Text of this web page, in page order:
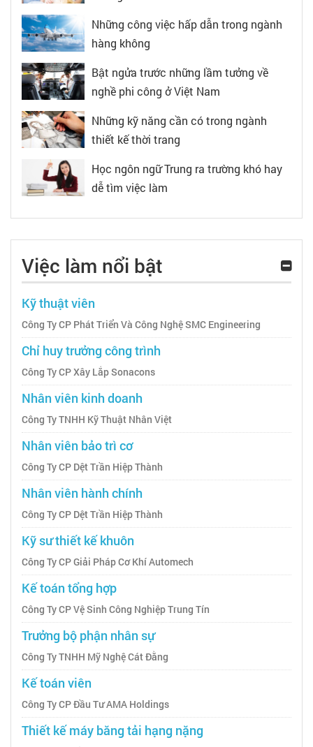
Những công việc hấp dẫn trong ngành
hàng không
Bật ngửa trước những lầm tưởng về
nghề phi công ở Việt Nam
Những kỹ năng cần có trong ngành
thiết kế thời trang
Học ngôn ngữ Trung ra trường khó hay
dễ tìm việc làm
Việc làm nổi bật
Kỹ thuật viên
Công Ty CP Phát Triển Và Công Nghệ SMC Engineering
Chỉ huy trưởng công trình
Công Ty CP Xây Lắp Sonacons
Nhân viên kinh doanh
Công Ty TNHH Kỹ Thuật Nhân Việt
Nhân viên bảo trì cơ
Công Ty CP Dệt Trần Hiệp Thành
Nhân viên hành chính
Công Ty CP Dệt Trần Hiệp Thành
Kỹ sư thiết kế khuôn
Công Ty CP Giải Pháp Cơ Khí Automech
Kế toán tổng hợp
Công Ty CP Vệ Sinh Công Nghiệp Trung Tín
Trưởng bộ phận nhân sự
Công Ty TNHH Mỹ Nghệ Cát Đằng
Kế toán viên
Công Ty CP Đầu Tư AMA Holdings
Thiết kế máy băng tải hạng nặng